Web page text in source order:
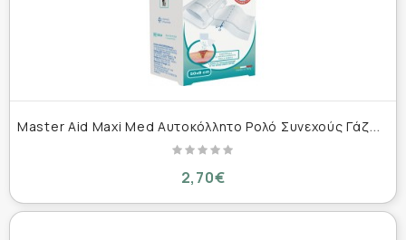
M
aster Aid Maxi Med Αυτοκόλλητο Ρολό Συνεχούς Γάζας Λευκό Χρώμα 50x8 cm
2,70€